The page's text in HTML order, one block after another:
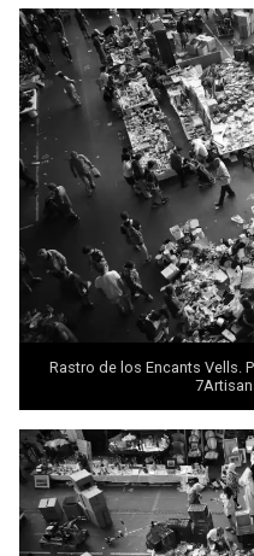
Rastro de los Encants Vells.